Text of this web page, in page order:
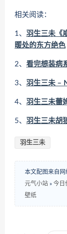
相关阅读：
1、 羽生三未《
暖处的东方绝色
2、 看完想装病
3、 羽生三未 –
4、 羽生三未蕾
5、 羽生三未胡
羽生三未
本文配图来自网
元气小站 » 今日
壁纸